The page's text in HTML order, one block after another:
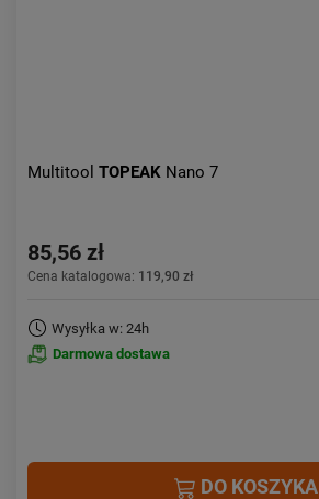
Multitool TOPEAK Nano 7
85,56 zł
Cena katalogowa: 119,90 zł
Wysyłka w: 24h
Darmowa dostawa
DO KOSZYKA